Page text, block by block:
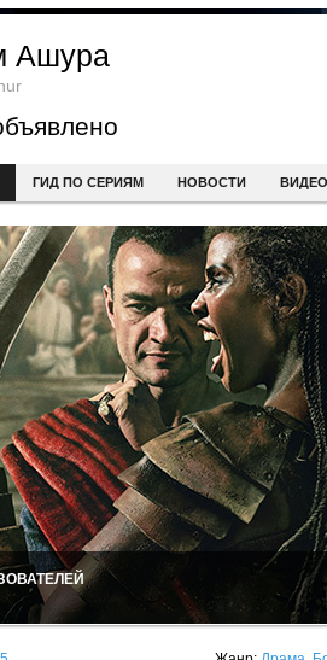
Ашура
ГИД ПО СЕРИЯМ НОВОСТИ ВИДЕО